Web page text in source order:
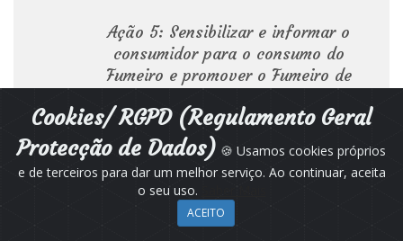
Ação 5: Sensibilizar e informar o
consumidor para o consumo do
Fumeiro e promover o Fumeiro de
EQUIPA TÉCNICA
Fernando Pereira (Associação de
Fumeiro)
Cookies/ RGPD (Regulamento Geral
Protecção de Dados) 🍪 Usamos cookies próprios
e de terceiros para dar um melhor serviço. Ao continuar, aceita
o seu uso.
ACEITO